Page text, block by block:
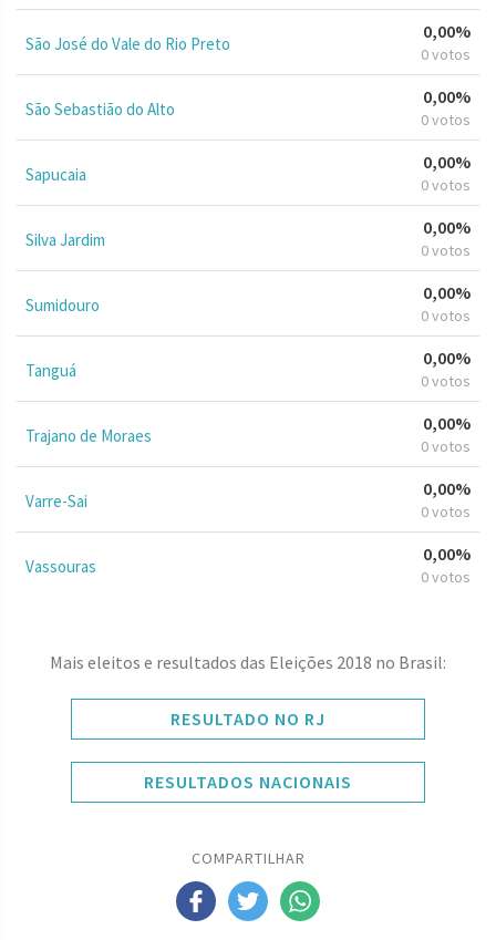
São José do Vale do Rio Preto
0,00%
0 votos
São Sebastião do Alto
0,00%
0 votos
Sapucaia
0,00%
0 votos
Silva Jardim
0,00%
0 votos
Sumidouro
0,00%
0 votos
Tanguá
0,00%
0 votos
Trajano de Moraes
0,00%
0 votos
Varre-Sai
0,00%
0 votos
Vassouras
0,00%
0 votos
Mais eleitos e resultados das Eleições 2018 no Brasil:
RESULTADO NO RJ
RESULTADOS NACIONAIS
COMPARTILHAR